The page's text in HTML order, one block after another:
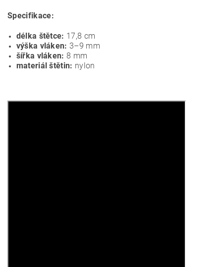
Specifikace:
délka štětce: 17,8 cm
výška vláken: 3–9 mm
šířka vláken: 8 mm
materiál štětin: nylon